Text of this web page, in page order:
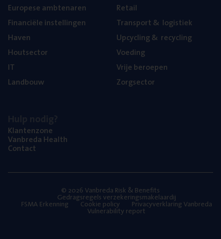
Euro­pe­se ambtenaren
Finan­ci­ë­le instellingen
Haven
Hout­sec­tor
IT
Land­bouw
Retail
Trans­port& logistiek
Upcy­cling& recycling
Voe­ding
Vrije beroe­pen
Zorg­sec­tor
Klan­ten­zo­ne
Van­b­re­da Health
Con­tact
© 2026 Vanbreda Risk & Benefits
Gedragsregels verzekeringsmakelaardij
FSMA Erkenning Cookie policy Privacyverklaring Vanbreda
Vulnerability report